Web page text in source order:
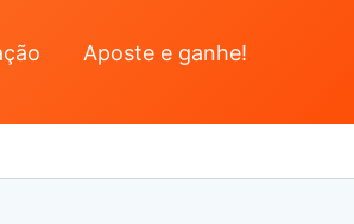
Aposte e ganhe!